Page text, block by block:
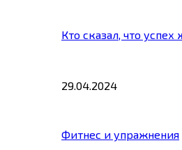
Кто сказал, что
29.04.2024
Фитнес и упражнения